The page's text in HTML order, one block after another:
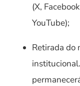
(X,
YouTube);
Retirada do